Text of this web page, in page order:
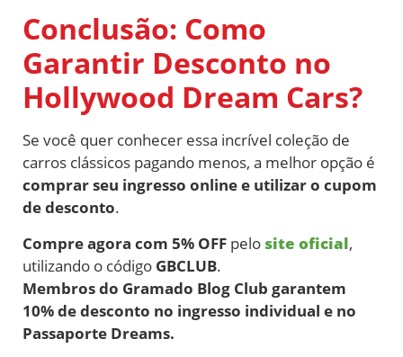
Conclusão: Como
Garantir Desconto no
Hollywood Dream Cars?
Se você quer conhecer essa incrível coleção de
carros clássicos pagando menos, a melhor opção é
comprar seu ingresso online e utilizar o cupom
de desconto.
Compre agora com 5% OFF pelo site oficial,
utilizando o código GBCLUB.
Membros do Gramado Blog Club garantem
10% de desconto no ingresso individual e no
Passaporte Dreams.